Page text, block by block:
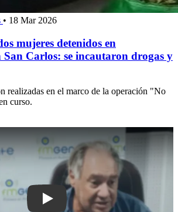
• 18 Mar 2026
mujeres detenidos en
San Carlos: se incautaron drogas y
realizadas en el marco de la operación "No
curso.
Play: Dutra: “Un policía me dijo que